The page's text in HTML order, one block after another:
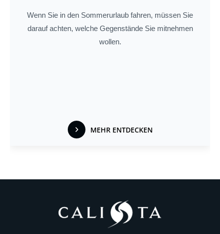
Wenn Sie in den Sommerurlaub fahren, müssen Sie
darauf achten, welche Gegenstände Sie mitnehmen
wollen.
MEHR ENTDECKEN